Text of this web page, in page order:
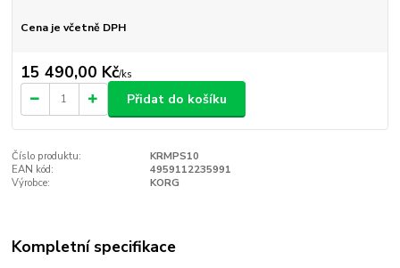
Cena je včetně DPH
15 490,00 Kč/ks
Přidat do košíku
Číslo produktu:
KRMPS10
EAN kód:
4959112235991
Výrobce:
KORG
Kompletní specifikace